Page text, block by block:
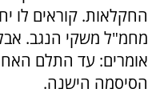
החקלאות. קוראים לו
מחמ"ל משקי הנגב.
אומרים: עד התלם
הסיסמה הישנה.